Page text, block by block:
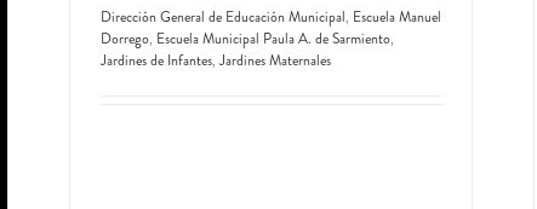
Dirección General de Educación Municipal, Escuela Manuel
Dorrego, Escuela Municipal Paula A. de Sarmiento,
Jardines de Infantes, Jardines Maternales